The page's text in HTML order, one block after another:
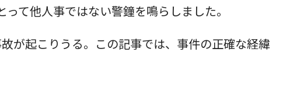
て他人事ではない警鐘を鳴らしました。
が起こりうる。この記事では、事件の正確な経緯